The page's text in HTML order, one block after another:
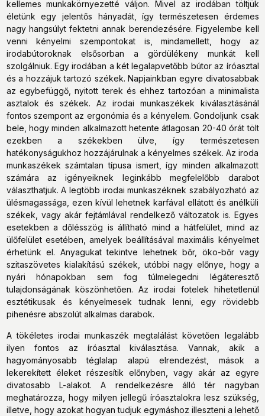
kellemes munkakörnyezetté váljon. Mivel az irodában töltjük
életünk egy jelentős hányadát, így természetesen érdemes
nagy hangsúlyt fektetni annak berendezésére. Figyelembe kell
venni kényelmi szempontokat is, mindamellett, hogy az
irodabútoroknak elsősorban a gördülékeny munkát kell
szolgálniuk. Egy irodában a két legalapvetőbb bútor az íróasztal
és a hozzájuk tartozó székek. Napjainkban egyre divatosabbak
az egybefüggő, nyitott terek és ehhez tartozóan a minimalista
asztalok és székek. Az irodai munkaszékek kiválasztásánál
fontos szempont az ergonómia és a kényelem. Gondoljunk csak
bele, hogy minden alkalmazott hetente átlagosan 20-40 órát tölt
ezekben a székekben ülve, így természetesen
hatékonyságukhoz hozzájárulnak a kényelmes székek. Az iroda
munkaszékek számtalan típusa ismert, így minden alkalmazott
számára az igényeiknek leginkább megfelelőbb darabot
választhatjuk. A legtöbb irodai munkaszéknek szabályozható az
ülésmagassága, ezen kívül lehetnek karfával ellátott és anélküli
székek, vagy akár fejtámlával rendelkező változatok is. Egyes
esetekben a dőlésszög is állítható mind a hátfelület, mind az
ülőfelület esetében, amelyek beállításával maximális kényelmet
érhetünk el. Anyagukat tekintve lehetnek bőr, öko-bőr vagy
szitaszövetes kialakítású székek, utóbbi nagy előnye, hogy a
nyári hónapokban sem fog túlmelegedni légáteresztő
tulajdonságának köszönhetően. Az irodai fotelek hihetetlenül
esztétikusak és kényelmesek tudnak lenni, egy rövidebb
pihenésre abszolút alkalmas darabok.
A tökéletes irodai munkaszék megtalálást követően legalább
ilyen fontos az íróasztal kiválasztása. Vannak, akik a
hagyományosabb téglalap alapú elrendezést, mások a
lekerekített éleket részesítik előnyben, vagy akár az egyre
divatosabb L-alakot. A rendelkezésre álló tér nagyban
meghatározza, hogy milyen jellegű íróasztalokra lesz szükség,
illetve, hogy azokat hogyan tudjuk egymáshoz illeszteni a lehető